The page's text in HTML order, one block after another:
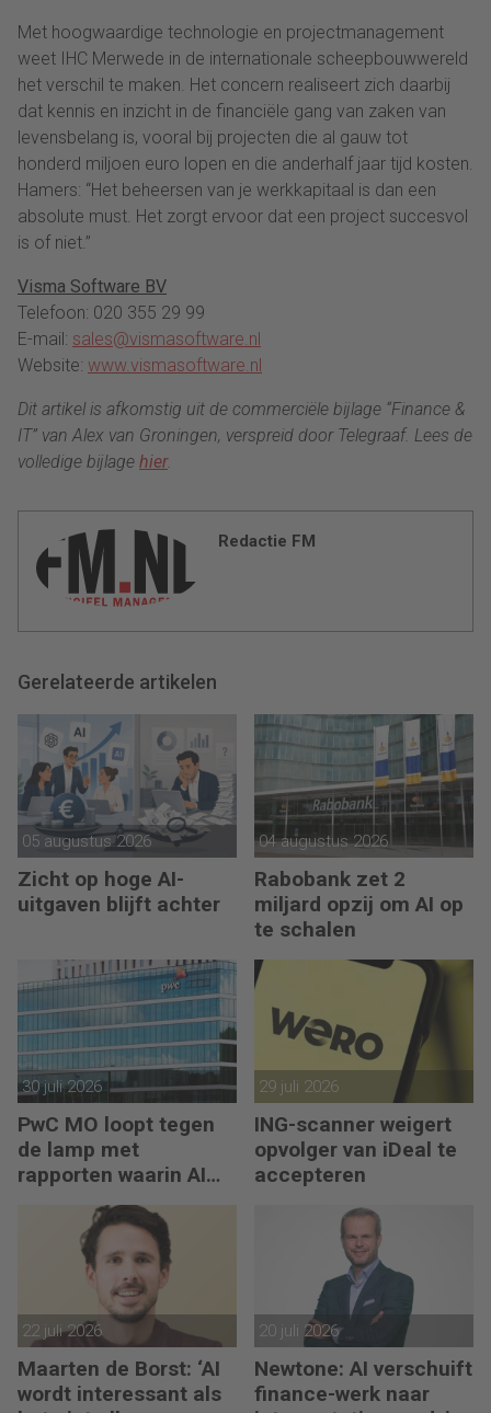
Met hoogwaardige technologie en projectmanagement
weet IHC Merwede in de internationale scheepbouwwereld
het verschil te maken. Het concern realiseert zich daarbij
dat kennis en inzicht in de financiële gang van zaken van
levensbelang is, vooral bij projecten die al gauw tot
honderd miljoen euro lopen en die anderhalf jaar tijd kosten.
Hamers: “Het beheersen van je werkkapitaal is dan een
absolute must. Het zorgt ervoor dat een project succesvol
is of niet.”
Visma Software BV
Telefoon: 020 355 29 99
E-mail: sales@vismasoftware.nl
Website: www.vismasoftware.nl
Dit artikel is afkomstig uit de commerciële bijlage “Finance &
IT” van Alex van Groningen, verspreid door Telegraaf. Lees de
volledige bijlage hier.
Redactie FM
Gerelateerde artikelen
05 augustus 2026
Zicht op hoge AI-
uitgaven blijft achter
04 augustus 2026
Rabobank zet 2
miljard opzij om AI op
te schalen
30 juli 2026
PwC MO loopt tegen
de lamp met
rapporten waarin AI
erop los liegt
29 juli 2026
ING-scanner weigert
opvolger van iDeal te
accepteren
22 juli 2026
Maarten de Borst: ‘AI
wordt interessant als
20 juli 2026
Newtone: AI verschuift
finance-werk naar